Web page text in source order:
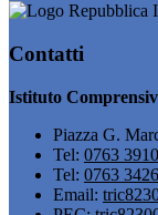
Contatti
Istituto
Piazza G.
Tel: 0763
Tel: 0763
Email: